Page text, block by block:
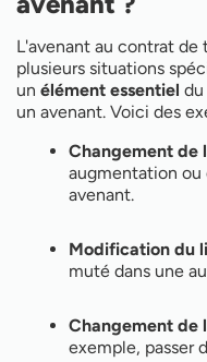
L'avenant au contrat
plusieurs situations
un élément essentiel
un avenant. Voici des
Changement de
augmentation ou
avenant.
Modification du
muté dans une
Changement de
exemple, passer